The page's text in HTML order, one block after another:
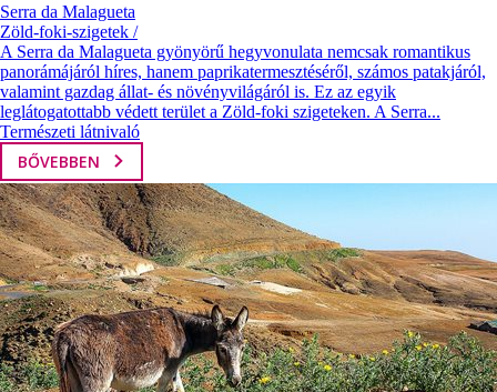
Serra da Malagueta
Zöld-foki-szigetek /
A Serra da Malagueta gyönyörű hegyvonulata nemcsak romantikus
panorámájáról híres, hanem paprikatermesztéséről, számos patakjáról,
valamint gazdag állat- és növényvilágáról is. Ez az egyik
leglátogatottabb védett terület a Zöld-foki szigeteken. A Serra...
Természeti látnivaló
BŐVEBBEN